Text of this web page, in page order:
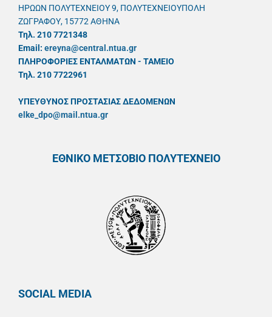
ΗΡΩΩΝ ΠΟΛΥΤΕΧΝΕΙΟΥ 9, ΠΟΛΥΤΕΧΝΕΙΟΥΠΟΛΗ
ΖΩΓΡΑΦΟΥ, 15772 ΑΘΗΝΑ
Τηλ. 210 7721348
Email: ereyna@central.ntua.gr
ΠΛΗΡΟΦΟΡΙΕΣ ΕΝΤΑΛΜΑΤΩΝ - ΤΑΜΕΙΟ
Τηλ. 210 7722961
ΥΠΕΥΘYΝΟΣ ΠΡΟΣΤΑΣΙΑΣ ΔΕΔΟΜΕΝΩΝ
elke_dpo@mail.ntua.gr
ΕΘΝΙΚΟ ΜΕΤΣΟΒΙΟ ΠΟΛΥΤΕΧΝΕΙΟ
SOCIAL MEDIA